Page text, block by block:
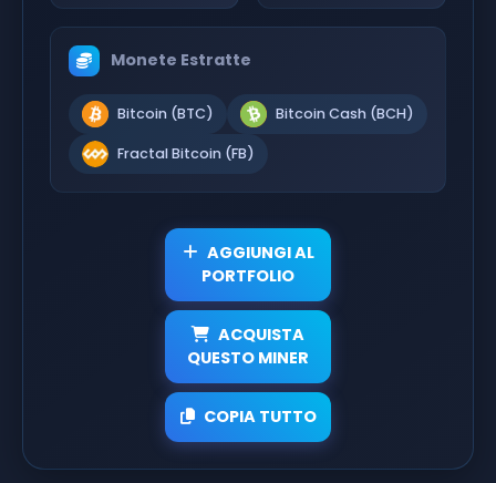
Monete Estratte
Bitcoin (BTC) Bitcoin Cash (BCH)
Fractal Bitcoin (FB)
AGGIUNGI AL
PORTFOLIO
ACQUISTA
QUESTO MINER
COPIA TUTTO